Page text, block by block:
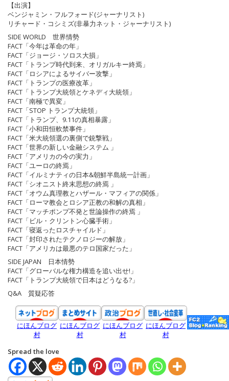
【出演】
ベンジャミン・フルフォード(ジャーナリスト)
リチャード・コシミズ(非暴力ネット・ジャーナリスト)
SIDE WORLD 世界情勢
FACT「今年は革命の年」
FACT「ジョージ・ソロス大損」
FACT「トランプ時代到来、オリガルキー終焉」
FACT「ロシアによるサイバー攻撃」
FACT「トランプの医療改革」
FACT「トランプ大統領とケネディ大統領」
FACT「南極で異変」
FACT「STOP トランプ大統領」
FACT「トランプ、9.11の真相暴露」
FACT「小和田恒軟禁事件」
FACT「米大統領選の裏側で銃撃戦」
FACT「世界の新しい金融システム 」
FACT「アメリカの今の実力」
FACT「ユーロの終焉」
FACT「イルミナティの日本&朝鮮半島統一計画」
FACT「シオニスト終末思想の終焉 」
FACT「オウム真理教とハザール・マフィアの関係」
FACT「ローマ教会とロシア正教の和解の真相」
FACT「マッチポンプ不発と世論操作の終焉 」
FACT「ビル・クリントン心臓手術」
FACT「寝返ったロスチャイルド」
FACT「封印されたテクノロジーの解放」
FACT「アメリカは最悪のテロ国家だった」
SIDE JAPAN 日本情勢
FACT「グローバルな権力構造を追い出せ!」
FACT「トランプ大統領で日本はどうなる?」
Q&A 質疑応答
にほんブログ
村
にほんブログ
村
にほんブログ
村
にほんブログ
村
Spread the love